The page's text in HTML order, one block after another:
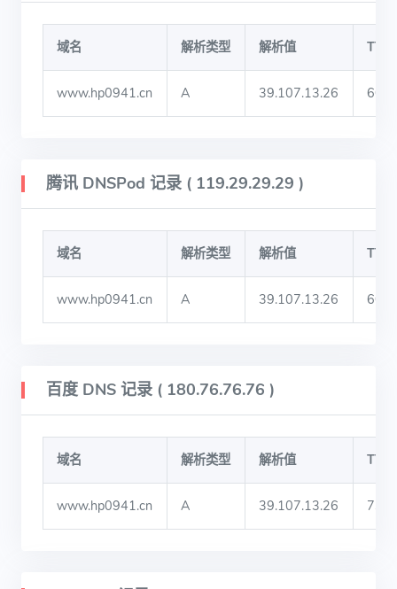
域名 解析类型 解析值 TTL
www.hp0941.cn A 39.107.13.26 600
腾讯 DNSPod 记录 ( 119.29.29.29 )
域名 解析类型 解析值 TTL
www.hp0941.cn A 39.107.13.26 600
百度 DNS 记录 ( 180.76.76.76 )
域名 解析类型 解析值 TTL
www.hp0941.cn A 39.107.13.26 730